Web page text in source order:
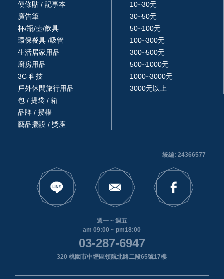
便條貼 / 記事本
廣告筆
杯/瓶/壺/飲具
環保餐具 /吸管
生活居家用品
廚房用品
3C 科技
戶外休閒旅行用品
包 / 提袋 / 箱
品牌 / 授權
藝品擺設 / 獎座
10~30元
30~50元
50~100元
100~300元
300~500元
500~1000元
1000~3000元
3000元以上
統編: 24366577
週一 ~ 週五
am 09:00 ~ pm18:00
03-287-6947
320 桃園市中壢區領航北路二段65號17樓